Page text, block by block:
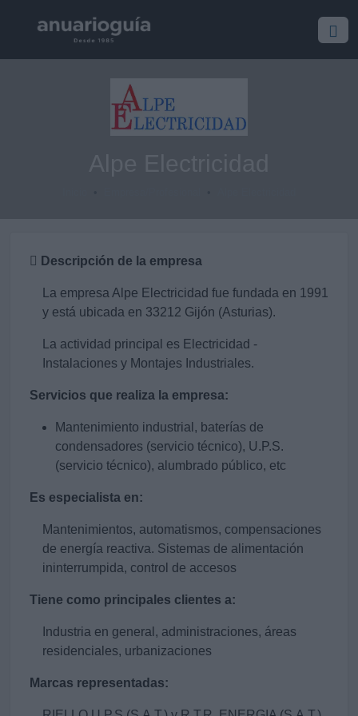
Descripción de la empresa
La empresa Alpe Electricidad fue fundada en 1991
y está ubicada en 33212 Gijón (Asturias).
La actividad principal es Electricidad -
Instalaciones y Montajes Industriales.
Servicios que realiza la empresa:
Mantenimiento industrial, baterías de
condensadores (servicio técnico), U.P.S.
(servicio técnico), alumbrado público, etc
Es especialista en:
Mantenimientos, automatismos, compensaciones
de energía reactiva. Sistemas de alimentación
ininterrumpida, control de accesos
Tiene como principales clientes a:
Industria en general, administraciones, áreas
residenciales, urbanizaciones
Marcas representadas: